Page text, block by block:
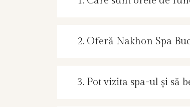
2. Oferă Nakhon Spa
3. Pot vizita spa-ul și să